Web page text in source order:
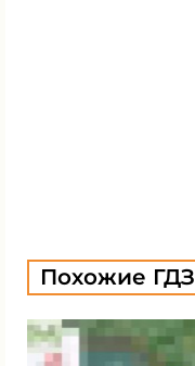
Похожие ГДЗ